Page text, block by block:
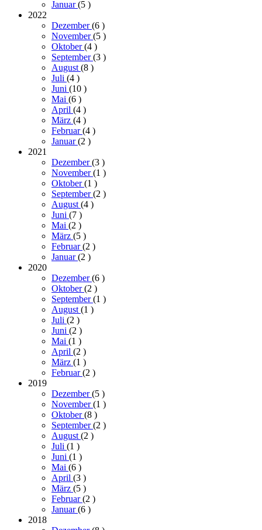
Januar(5 )
2022
Dezember(6 )
November(5 )
Oktober(4 )
September(3 )
August (8 )
Juli (4 )
Juni (10 )
Mai (6 )
April (4 )
März (4 )
Februar(4 )
Januar(2 )
2021
Dezember(3 )
November(1 )
Oktober(1 )
September(2 )
August (4 )
Juni (7 )
Mai (2 )
März (5 )
Februar(2 )
Januar(2 )
2020
Dezember(6 )
Oktober(2 )
September(1 )
August (1 )
Juli (2 )
Juni (2 )
Mai (1 )
April (2 )
März (1 )
Februar(2 )
2019
Dezember(5 )
November(1 )
Oktober(8 )
September(2 )
August (2 )
Juli (1 )
Juni (1 )
Mai (6 )
April (3 )
März (5 )
Februar(2 )
Januar(6 )
2018